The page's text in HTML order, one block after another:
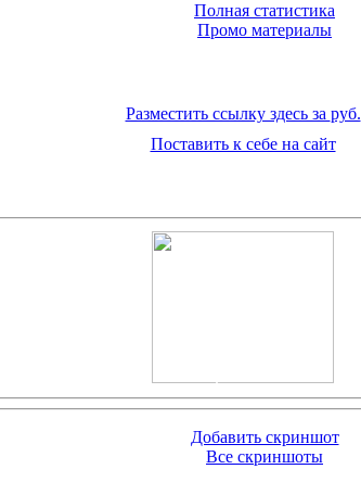
Полная статистика
Промо материалы
Разместить ссылку здесь за руб.
Поставить к себе на сайт
Добавить скриншот
Все скриншоты